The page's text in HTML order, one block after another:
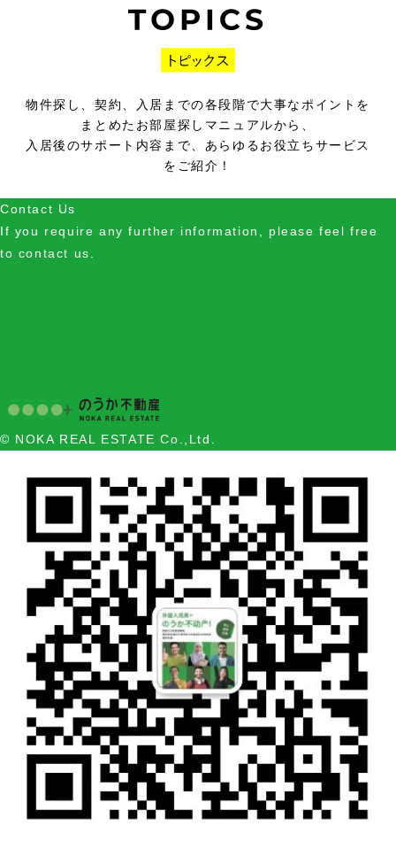
物件探し、契約、入居までの各段階で大事なポイントを
まとめたお部屋探しマニュアルから、
入居後のサポート内容まで、あらゆるお役立ちサービス
をご紹介！
Contact Us
If you require any further information, please feel free
to contact us.
© NOKA REAL ESTATE Co.,Ltd.